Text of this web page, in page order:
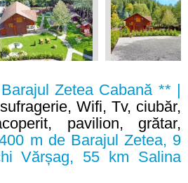
Zetea Cabană ** |
Wifi, Tv, ciubăr,
pavilion, grătar,
m de Barajul Zetea, 9
Vărșag, 55 km Salina